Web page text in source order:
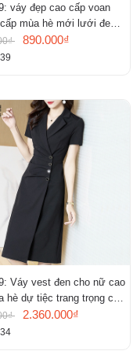
váy đẹp cao cấp voan
mùa hè mới lưới đen
chất nhỏ tay ngắn
890.000₫
Váy vest đen cho nữ cao
hè dự tiệc trang trọng cao
2.360.000₫